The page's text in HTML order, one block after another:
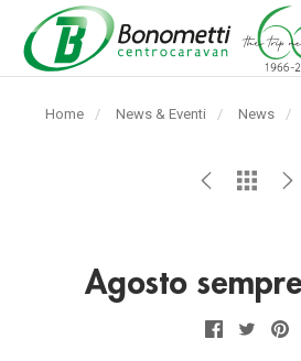
Automarket
Bonometti
Home News & Eventi News
Agosto